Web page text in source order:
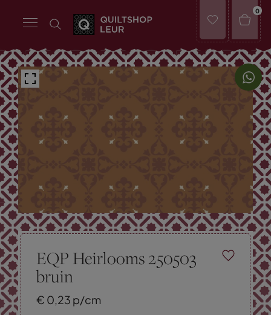
0
EQP Heirlooms 250503
bruin
€ 0,23 p/cm